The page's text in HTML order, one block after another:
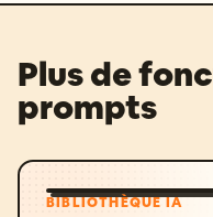
Plus de
prompts
BIBLIOTHÈQUE IA